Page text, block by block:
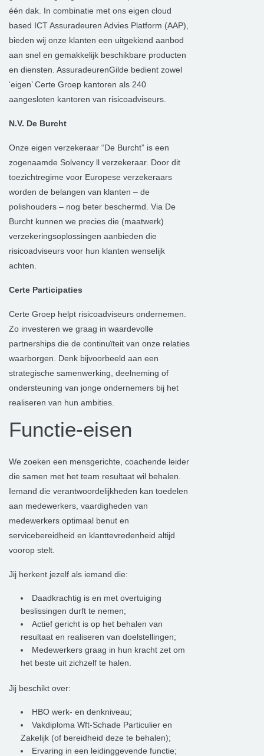
één dak. In combinatie met ons eigen cloud
based ICT Assuradeuren Advies Platform (AAP),
bieden wij onze klanten een uitgekiend aanbod
aan snel en gemakkelijk beschikbare producten
en diensten. AssuradeurenGilde bedient zowel
‘eigen’ Certe Groep kantoren als 240
aangesloten kantoren van risicoadviseurs.
N.V. De Burcht
Onze eigen verzekeraar “De Burcht” is een
zogenaamde Solvency ll verzekeraar. Door dit
toezichtregime voor Europese verzekeraars
worden de belangen van klanten – de
polishouders – nog beter beschermd. Via De
Burcht kunnen we precies die (maatwerk)
verzekeringsoplossingen aanbieden die
risicoadviseurs voor hun klanten wenselijk
achten.
Certe Participaties
Certe Groep helpt risicoadviseurs ondernemen.
Zo investeren we graag in waardevolle
partnerships die de continuïteit van onze relaties
waarborgen. Denk bijvoorbeeld aan een
strategische samenwerking, deelneming of
ondersteuning van jonge ondernemers bij het
realiseren van hun ambities.
Functie-eisen
We zoeken een mensgerichte, coachende leider
die samen met het team resultaat wil behalen.
Iemand die verantwoordelijkheden kan toedelen
aan medewerkers, vaardigheden van
medewerkers optimaal benut en
servicebereidheid en klanttevredenheid altijd
voorop stelt.
Jij herkent jezelf als iemand die:
Daadkrachtig is en met overtuiging
beslissingen durft te nemen;
Actief gericht is op het behalen van
resultaat en realiseren van doelstellingen;
Medewerkers graag in hun kracht zet om
het beste uit zichzelf te halen.
Jij beschikt over:
HBO werk- en denkniveau;
Vakdiploma Wft-Schade Particulier en
Zakelijk (of bereidheid deze te behalen);
Ervaring in een leidinggevende functie;